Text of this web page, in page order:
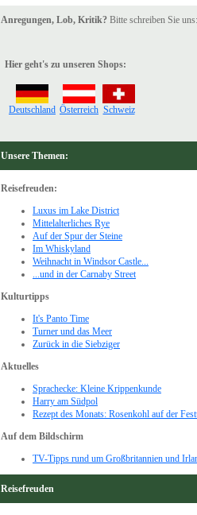
Anregungen, Lob, Kritik? Bitte schreiben Sie
Hier geht's zu unseren Shops:
Deutschland Österreich Schweiz
Unsere Themen:
Reisefreuden:
Luxus im Lake District
Mittelalterliches Rye
Auf der Spur der Steine
Im Whiskyland
Weihnacht in Windsor Castle...
...und in der Carnaby Street
Kulturtipps
It's Panto Time
Turner und das Meer
Zurück in die Siebziger
Aktuelles
Sprachecke: Kleine Krippenkunde
Harry am Südpol
Rezept des Monats: Rosenkohl auf der
Auf dem Bildschirm
TV-Tipps rund um Großbritannien und
Reisefreuden